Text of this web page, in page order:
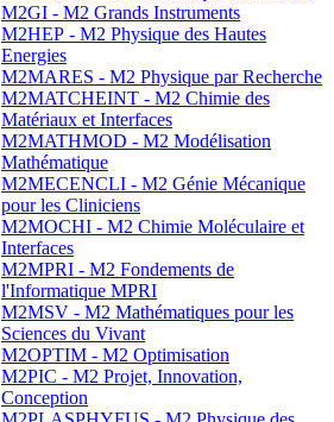
M2GI - M2 Grands Instruments
M2HEP - M2 Physique des Hautes
Energies
M2MARES - M2 Physique par Recherche
M2MATCHEINT - M2 Chimie des
Matériaux et Interfaces
M2MATHMOD - M2 Modélisation
Mathématique
M2MECENCLI - M2 Génie Mécanique
pour les Cliniciens
M2MOCHI - M2 Chimie Moléculaire et
Interfaces
M2MPRI - M2 Fondements de
l'Informatique MPRI
M2MSV - M2 Mathématiques pour les
Sciences du Vivant
M2OPTIM - M2 Optimisation
M2PIC - M2 Projet, Innovation,
Conception